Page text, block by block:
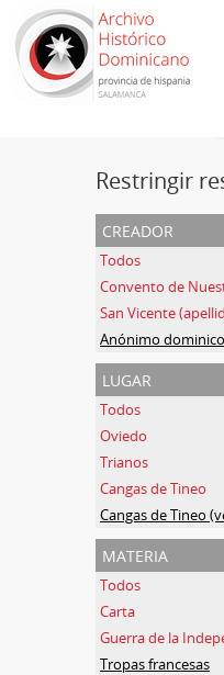
Restringir
creador
Todos
San Vicente
Anónimo dominico
lugar
Todos
Oviedo
Trianos
Cangas de Tineo
materia
Todos
Carta
Guerra de la
Tropas francesas